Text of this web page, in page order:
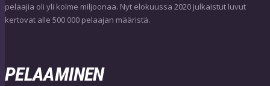
pelaajia oli yli kolme miljoonaa. Nyt elokuussa 2020 julkaistut luvut
kertovat alle 500 000 pelaajan määristä.
PELAAMINEN